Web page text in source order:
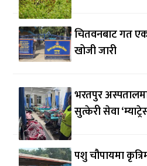
चितवनबाट गत एक
खोजी जारी
भरतपुर
सुत्केरी सेवा
पशु चौपायमा